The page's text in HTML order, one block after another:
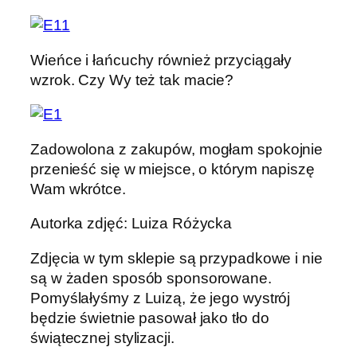
Wieńce i łańcuchy również przyciągały
wzrok. Czy Wy też tak macie?
Zadowolona z zakupów, mogłam spokojnie
przenieść się w miejsce, o którym napiszę
Wam wkrótce.
Autorka zdjęć: Luiza Różycka
Zdjęcia w tym sklepie są przypadkowe i nie
są w żaden sposób sponsorowane.
Pomyślałyśmy z Luizą, że jego wystrój
będzie świetnie pasował jako tło do
świątecznej stylizacji.